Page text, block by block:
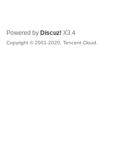
Powered by Discuz! X3.4
Copyright © 2001-2020, Tencent Cloud.